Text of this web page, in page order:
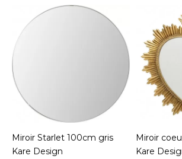
Miroir Starlet 100cm gris
Kare Design
Miroir
Kare